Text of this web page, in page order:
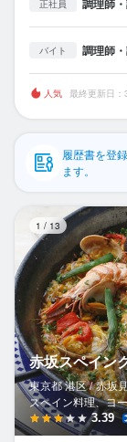
食べログ求人PRESS
プライバシーポリシ
利用規約
企業情報
正社員 調理師
バイト 調理師
人気 最終更新日：
履歴書を登
ます。
1 / 13
赤坂スペイン
東京都 港区 / 赤坂
スペイン料理、ヨ
3.39